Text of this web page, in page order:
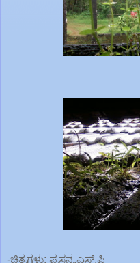
-ಚಿತ್ರಗಳು: ಪ್ರಸನ್ನ.ಎಸ್.ಪಿ